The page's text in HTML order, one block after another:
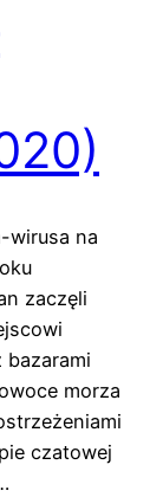
wirusa na
zaczęli
bazarami
morza
czatowej